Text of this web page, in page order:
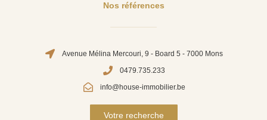
Nos références
Avenue Mélina Mercouri, 9 - Board 5 - 7000 Mons
0479.735.233
info@house-immobilier.be
Votre recherche